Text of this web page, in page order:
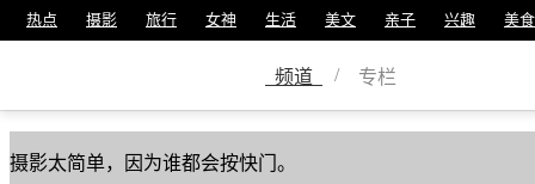
热点 摄影 旅行 女神 生活 美文 亲子 兴趣 美食
频道 / 专栏
美篇号740447
摄影太简单，因为谁都会按快门。